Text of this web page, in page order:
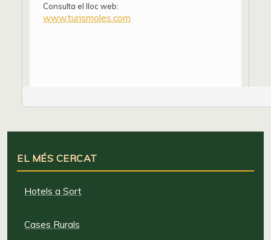
Consulta el lloc web:
www.turismoles.com
EL MÉS CERCAT
Hotels a Sort
Cases Rurals